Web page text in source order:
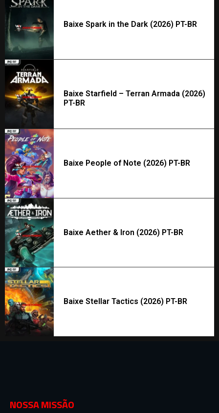
Baixe Spark in the Dark (2026) PT-BR
Baixe Starfield – Terran Armada (2026)
PT-BR
Baixe People of Note (2026) PT-BR
Baixe Aether & Iron (2026) PT-BR
Baixe Stellar Tactics (2026) PT-BR
NOSSA MISSÃO